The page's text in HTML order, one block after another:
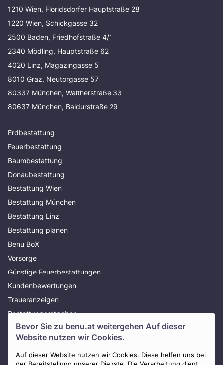
Bevor Sie zu benu.at weitergehen Auf dieser
Website nutzen wir Cookies.
Auf dieser Website nutzen wir Cookies. Diese helfen uns bei
1210 Wien, Floridsdorfer Hauptstraße 28
1220 Wien, Schickgasse 32
2500 Baden, Friedhofstraße 4/1
2340 Mödling, Hauptstraße 62
4020 Linz, Magazingasse 5
8010 Graz, Neutorgasse 57
80337 München, Waltherstraße 33
80637 München, Baldurstraße 29
Erdbestattung
Feuerbestattung
Baumbestattung
Donaubestattung
Bestattung Wien
Bestattung München
Bestattung Linz
Bestattung planen
Benu BoX
Vorsorge
Günstige Feuerbestattungen
Kundenbewertungen
Traueranzeigen
Bestattungsratgeber
Über uns
Presse
AGB